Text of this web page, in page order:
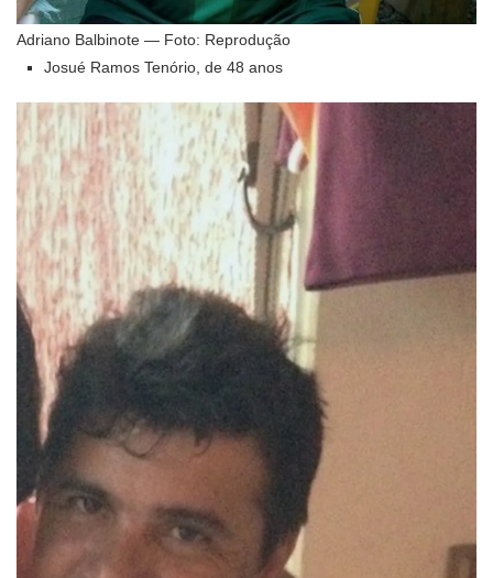
Adriano Balbinote — Foto: Reprodução
Josué Ramos Tenório, de 48 anos